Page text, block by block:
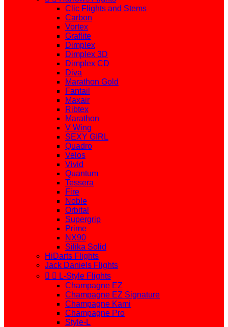
Clic Flights and Stems
Carbon
Vortex
Graflite
Dimplex
Dimplex 3D
Dimplex CD
Diva
Marathon Gold
Fantail
Maxair
Ribtex
Marathon
V Wing
SEXY GIRL
Quadro
Velos
Vivid
Quantum
Tessera
Fire
Noble
Orbital
Supergrip
Prime
NX90
Silika Solid
HiDarts Flights
Jack Daniels Flights
  L-Style Flights
Champagne EZ
Champagne EZ Signature
Champagne Kami
Champagne Pro
Style-L